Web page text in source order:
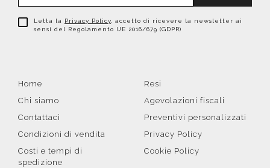
Letta la Privacy Policy , accetto di ricevere la newsletter ai
sensi del Regolamento UE 2016/679 (GDPR)
Home
Chi siamo
Contattaci
Condizioni di vendita
Costi e tempi di
spedizione
Resi
Agevolazioni fiscali
Preventivi personalizzati
Privacy Policy
Cookie Policy